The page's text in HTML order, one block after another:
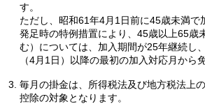
す。
ただし、昭和61年4月1日前に45歳未満で
発足時の特例措置により、45歳以上65歳
む）については、加入期間が25年継続し
（4月1日）以降の最初の加入対応月から
毎月の掛金は、所得税法及び地方税法上
控除の対象となります。